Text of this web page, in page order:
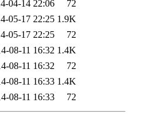
04-14 22:06
72
05-17 22:25 1.9K
05-17 22:25
72
08-11 16:32 1.4K
08-11 16:32
72
08-11 16:33 1.4K
08-11 16:33 72